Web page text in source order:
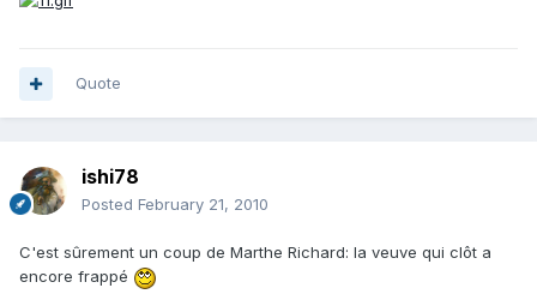
Quote
ishi78
Posted February 21, 2010
C'est sûrement un coup de Marthe Richard: la veuve qui clôt a
encore frappé